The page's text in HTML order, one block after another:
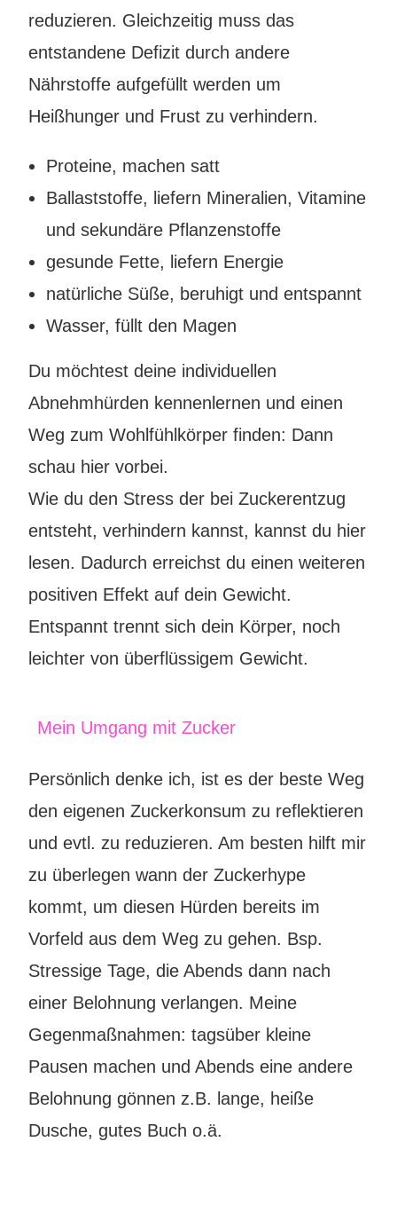
reduzieren. Gleichzeitig muss das
entstandene Defizit durch andere
Nährstoffe aufgefüllt werden um
Heißhunger und Frust zu verhindern.
Proteine, machen satt
Ballaststoffe, liefern Mineralien, Vitamine
und sekundäre Pflanzenstoffe
gesunde Fette, liefern Energie
natürliche Süße, beruhigt und entspannt
Wasser, füllt den Magen
Du möchtest deine individuellen
Abnehmhürden kennenlernen und einen
Weg zum Wohlfühlkörper finden: Dann
schau hier vorbei.
Wie du den Stress der bei Zuckerentzug
entsteht, verhindern kannst, kannst du hier
lesen. Dadurch erreichst du einen weiteren
positiven Effekt auf dein Gewicht.
Entspannt trennt sich dein Körper, noch
leichter von überflüssigem Gewicht.
Mein Umgang mit Zucker
Persönlich denke ich, ist es der beste Weg
den eigenen Zuckerkonsum zu reflektieren
und evtl. zu reduzieren. Am besten hilft mir
zu überlegen wann der Zuckerhype
kommt, um diesen Hürden bereits im
Vorfeld aus dem Weg zu gehen. Bsp.
Stressige Tage, die Abends dann nach
einer Belohnung verlangen. Meine
Gegenmaßnahmen: tagsüber kleine
Pausen machen und Abends eine andere
Belohnung gönnen z.B. lange, heiße
Dusche, gutes Buch o.ä.